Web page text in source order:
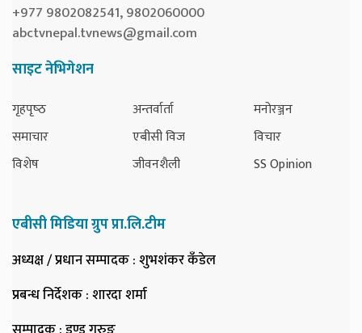
+977 9802082541, 9802060000
abctvnepal.tvnews@gmail.com
साइट नेभिगेशन
गृहपृष्‍ठ
समाचार
विशेष
अन्तर्वार्ता
एबीसी विज
जीवनशैली
मनोरञ्जन
विचार
SS Opinion
एबीसी मिडिया ग्रुप प्रा.लि.टीम
अध्यक्ष / प्रधान सम्पादक: शुभशंकर कँडेल
प्रबन्ध निर्देशक: शारदा शर्मा